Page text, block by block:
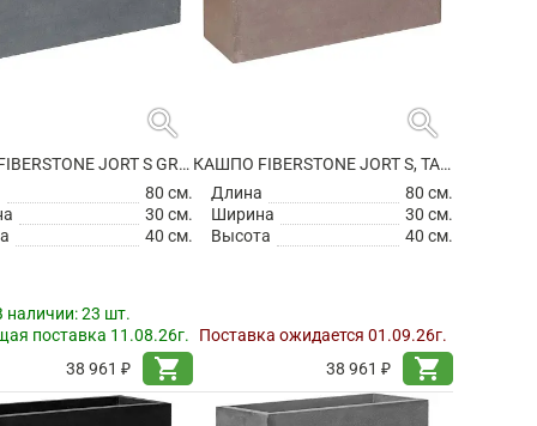
search
КАШПО FIBERSTONE JORT S GREY
80 см.
30 см.
40 см.
наличии:23 шт.
поставка 11.08.26г.
38 961 ₽
shopping_cart
search
КАШПО FIBERSTONE JORT S, TAUPE
Длина
80 см.
Ширина
30 см.
Высота
40 см.
Поставка ожидается 01.09.26г.
38 961 ₽
shopping_cart